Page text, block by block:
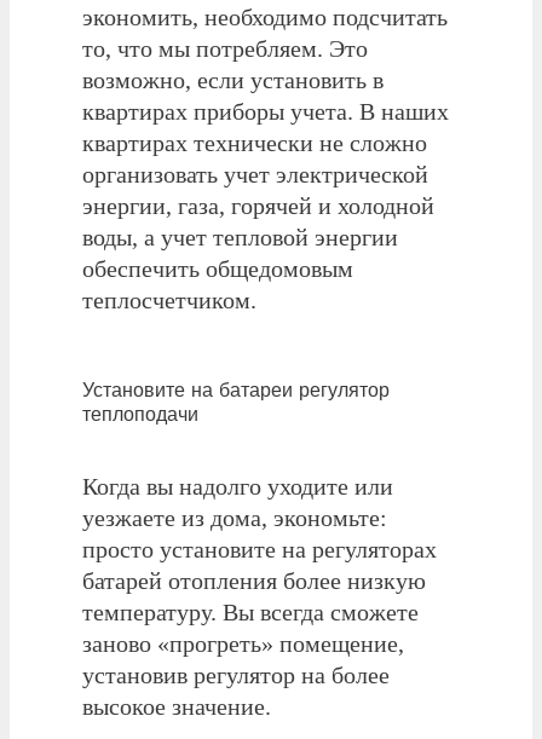
экономить, необходимо подсчитать
то, что мы потребляем. Это
возможно, если установить в
квартирах приборы учета. В наших
квартирах технически не сложно
организовать учет электрической
энергии, газа, горячей и холодной
воды, а учет тепловой энергии
обеспечить общедомовым
теплосчетчиком.
Установите на батареи регулятор
теплоподачи
Когда вы надолго уходите или
уезжаете из дома, экономьте:
просто установите на регуляторах
батарей отопления более низкую
температуру. Вы всегда сможете
заново «прогреть» помещение,
установив регулятор на более
высокое значение.